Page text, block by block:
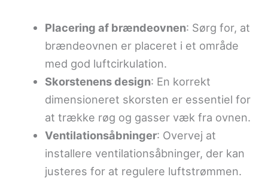
Placering af brændeovnen: Sørg for, at
brændeovnen er placeret i et område
med god luftcirkulation.
Skorstenens design: En korrekt
dimensioneret skorsten er essentiel for
at trække røg og gasser væk fra ovnen.
Ventilationsåbninger: Overvej at
installere ventilationsåbninger, der kan
justeres for at regulere luftstrømmen.